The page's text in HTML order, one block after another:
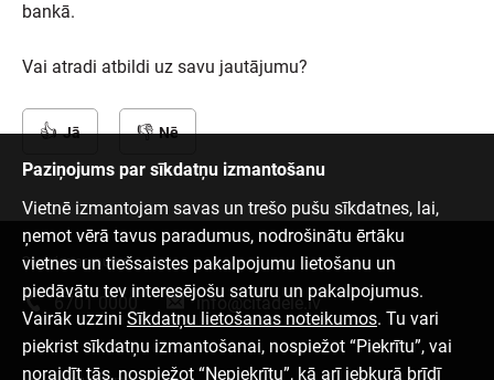
bankā.
Vai atradi atbildi uz savu jautājumu?
Jā Nē
Paziņojums par sīkdatņu izmantošanu
Vietnē izmantojam savas un trešo pušu sīkdatnes, lai,
ņemot vērā tavus paradumus, nodrošinātu ērtāku
vietnes un tiešsaistes pakalpojumu lietošanu un
piedāvātu tev interesējošu saturu un pakalpojumus.
Vairāk uzzini Sīkdatņu lietošanas noteikumos. Tu vari
piekrist sīkdatņu izmantošanai, nospiežot “Piekrītu”, vai
noraidīt tās, nospiežot “Nepiekrītu”, kā arī jebkurā brīdī
Sazinies ar mums
6701 0000 info@citadele.lv